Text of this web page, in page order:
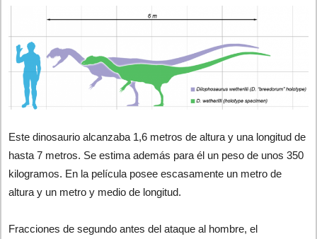
Este dinosaurio alcanzaba 1,6 metros de altura y una longitud de
hasta 7 metros. Se estima además para él un peso de unos 350
kilogramos. En la película posee escasamente un metro de
altura y un metro y medio de longitud.
Fracciones de segundo antes del ataque al hombre, el